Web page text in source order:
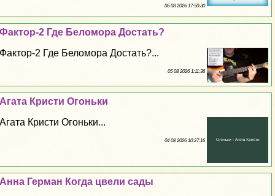
06 08 2026 17:50:30
Фактор-2 Где Беломора Достать?
Фактор-2 Где Беломора Достать?...
05 08 2026 1:11:36
Агата Кристи Огоньки
Агата Кристи Огоньки...
04 08 2026 10:27:16
Анна Герман Когда цвели сады